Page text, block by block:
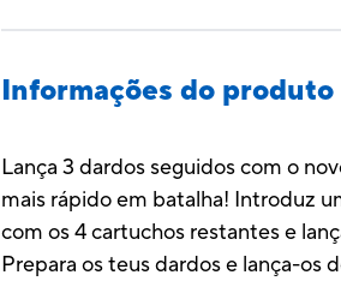
Informações do produto
Lança 3 dardos seguidos com o
mais rápido em batalha! Introduz
com os 4 cartuchos restantes e
Prepara os teus dardos e lança-os